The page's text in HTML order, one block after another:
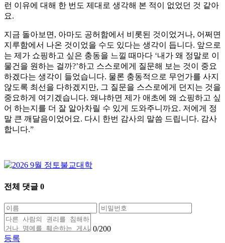
런 이유에 대해 한 번도 제대로 생각해 본 적이 없었던 것 같아
요.
지금 돌아보면, 아마도 공허함에서 비롯된 것이었거나, 어쩌면
지루함에서 나온 것이었을 수도 있다는 생각이 듭니다. 앞으로
는 제가 쇼핑하고 싶은 충동을 느낄 때마다 ‘내가 왜 정말로 이
물건을 원하는 걸까?’하고 스스로에게 질문해 보는 것이 중요
하겠다는 생각이 들었습니다. 물론 충동적으로 무언가를 사지
않도록 최선을 다하겠지만, 그 질문을 스스로에게 던지는 것을
중요하게 여기겠습니다. 왜냐하면 제가 애초에 왜 쇼핑하고 싶
어 하는지를 더 잘 알아차릴 수 있게 도와주니까요. 저에게 정
말 큰 깨달음이었어요. 다시 한번 감사의 말씀 드립니다. 감사
합니다.”
전체 댓글 0
0/200
등록